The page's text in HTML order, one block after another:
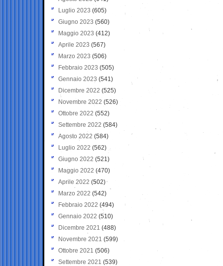
Luglio 2023 (605)
Giugno 2023 (560)
Maggio 2023 (412)
Aprile 2023 (567)
Marzo 2023 (506)
Febbraio 2023 (505)
Gennaio 2023 (541)
Dicembre 2022 (525)
Novembre 2022 (526)
Ottobre 2022 (552)
Settembre 2022 (584)
Agosto 2022 (584)
Luglio 2022 (562)
Giugno 2022 (521)
Maggio 2022 (470)
Aprile 2022 (502)
Marzo 2022 (542)
Febbraio 2022 (494)
Gennaio 2022 (510)
Dicembre 2021 (488)
Novembre 2021 (599)
Ottobre 2021 (506)
Settembre 2021 (539)